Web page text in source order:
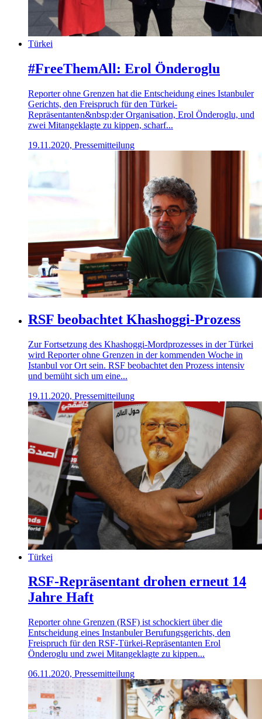
Türkei
#FreeThemAll: Erol Önderoglu
Reporter ohne Grenzen hat die Entscheidung eines Istanbuler
Gerichts, den Freispruch für den Türkei-
Repräsentanten&nbsp;der Organisation, Erol Önderoglu, und
zwei Mitangeklagte zu kippen, scharf...
19.11.2020, Pressemitteilung
RSF beobachtet Khashoggi-Prozess
Zur Fortsetzung des Khashoggi-Mordprozesses in der Türkei
wird Reporter ohne Grenzen in der kommenden Woche in
Istanbul vor Ort sein. RSF beobachtet den Prozess intensiv
und bemüht sich um eine...
19.11.2020, Pressemitteilung
Türkei
RSF-Repräsentant drohen erneut 14
Jahre Haft
Reporter ohne Grenzen (RSF) ist schockiert über die
Entscheidung eines Instanbuler Berufungsgerichts, den
Freispruch für den RSF-Türkei-Repräsentanten Erol
Önderoglu und zwei Mitangeklagte zu kippen...
06.11.2020, Pressemitteilung